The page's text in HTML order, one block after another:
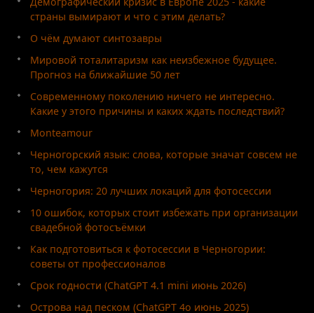
страны вымирают и что с этим делать?
О чём думают синтозавры
Мировой тоталитаризм как неизбежное будущее.
Прогноз на ближайшие 50 лет
Современному поколению ничего не интересно.
Какие у этого причины и каких ждать последствий?
Monteamour
Черногорский язык: слова, которые значат совсем не
то, чем кажутся
Черногория: 20 лучших локаций для фотосессии
10 ошибок, которых стоит избежать при организации
свадебной фотосъёмки
Как подготовиться к фотосессии в Черногории:
советы от профессионалов
Срок годности (ChatGPT 4.1 mini июнь 2026)
Острова над песком (ChatGPT 4o июнь 2025)